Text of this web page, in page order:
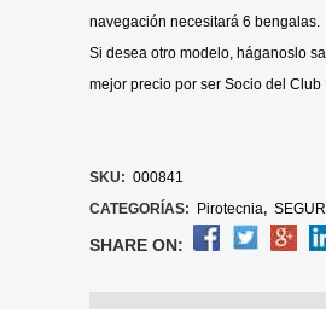
navegación necesitará 6 bengalas.
Si desea otro modelo, háganoslo
mejor precio por ser Socio del Club
SKU: 000841
CATEGORÍAS:
Pirotecnia,
SHARE ON: